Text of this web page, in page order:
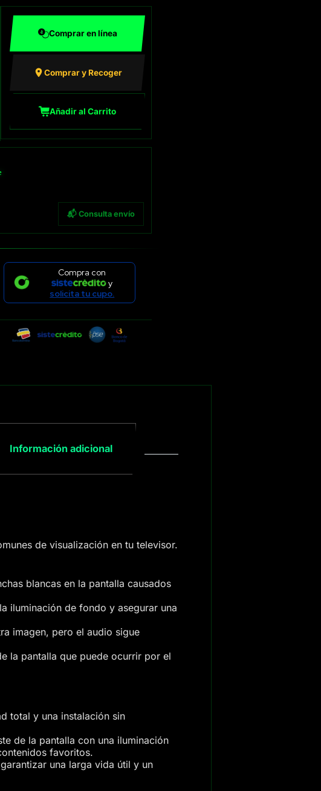
Comprar en línea
Comprar y Recoger
Añadir al Carrito
📬 Consulta envío
Compra con
y
solicita tu cupo.
Información adicional
de visualización en tu televisor.
blancas en la pantalla causados
iluminación de fondo y asegurar una
imagen, pero el audio sigue
la pantalla que puede ocurrir por el
total y una instalación sin
de la pantalla con una iluminación
favoritos.
una larga vida útil y un